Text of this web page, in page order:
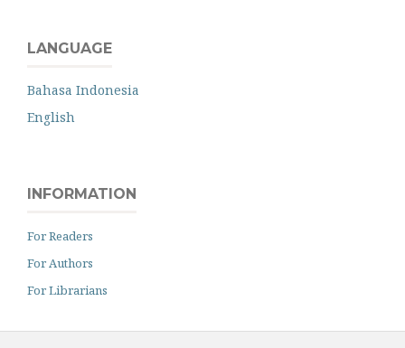
LANGUAGE
Bahasa Indonesia
English
INFORMATION
For Readers
For Authors
For Librarians